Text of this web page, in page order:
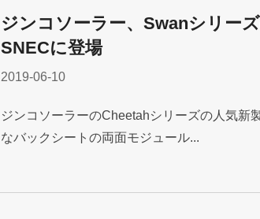
ジンコソーラー、Swanシリー
SNECに登場
2019-06-10
ジンコソーラーのCheetahシリーズの人気新
なバックシートの両面モジュール...